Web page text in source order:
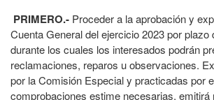
PRIMERO.- Proceder a la aprobación y
Cuenta General del ejercicio 2023 por plazo
durante los cuales los interesados podrán
reclamaciones, reparos u observaciones.
por la Comisión Especial y practicadas por
comprobaciones estime necesarias, emitirá